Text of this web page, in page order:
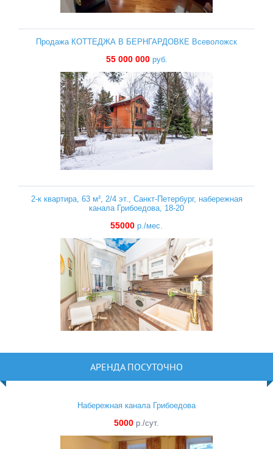
Продажа КОТТЕДЖА В БЕРНГАРДОВКЕ Всеволожск
55 000 000руб.
2-к квартира, 63 м², 2/4 эт., Санкт-Петербург, набережная
канала Грибоедова, 18-20
55000 р./мес.
АРЕНДА ПОСУТОЧНО
Набережная канала Грибоедова
5000 р./сут.